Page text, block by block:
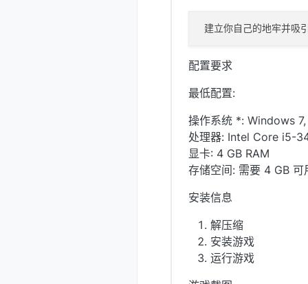
配置要求
最低配置:
操作系统 *: Windows
处理器: Intel Core i5-
显卡: 4 GB RAM
存储空间: 需要 4 GB 可
安装信息
解压缩
安装游戏
运行游戏